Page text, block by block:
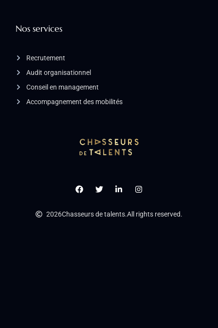
2026Chasseurs de talents.All rights reserved.
Nos services
Recrutement
Audit organisationnel
Conseil en management
Accompagnement des mobilités